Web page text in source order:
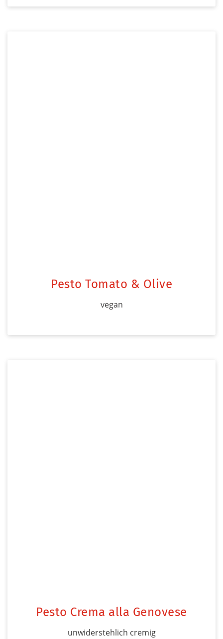
Pesto Tomato & Olive
vegan
Pesto Crema alla Genovese
unwiderstehlich cremig